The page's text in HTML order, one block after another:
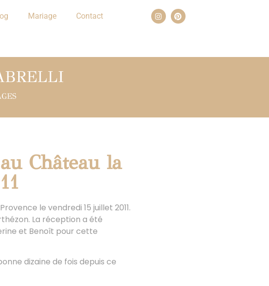
Mariage Contact
Château la
le vendredi 15 juillet 2011.
La réception a été
et Benoît pour cette
dizaine de fois depuis ce